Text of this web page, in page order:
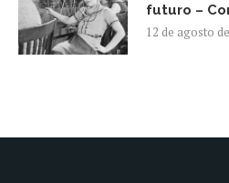
futuro –
12 de agosto